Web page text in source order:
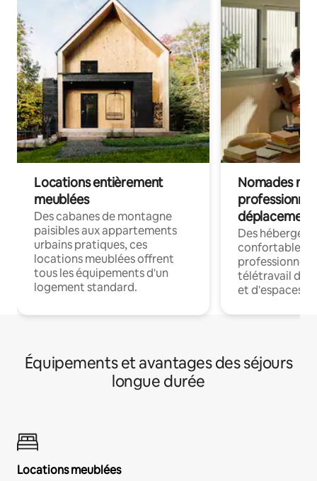
Locations entièrement
meublées
Des cabanes de montagne
paisibles aux appartements
urbains pratiques, ces
locations meublées offrent
tous les équipements d'un
logement standard.
Nomades
déplacement
Des
confortables
professionnels
télétravail
et d'espaces
Équipements et avantages des séjours
longue durée
Locations meublées